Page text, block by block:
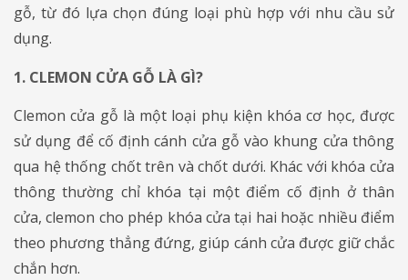
gỗ, từ đó lựa chọn đúng loại phù hợp với nhu cầu sử
dụng.
1. CLEMON CỬA GỖ LÀ GÌ?
Clemon cửa gỗ là một loại phụ kiện khóa cơ học, được
sử dụng để cố định cánh cửa gỗ vào khung cửa thông
qua hệ thống chốt trên và chốt dưới. Khác với khóa cửa
thông thường chỉ khóa tại một điểm cố định ở thân
cửa, clemon cho phép khóa cửa tại hai hoặc nhiều điểm
theo phương thẳng đứng, giúp cánh cửa được giữ chắc
chắn hơn.